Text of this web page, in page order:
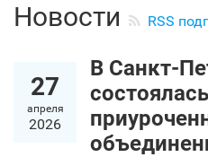
Новости RSS
27
апреля
2026
В